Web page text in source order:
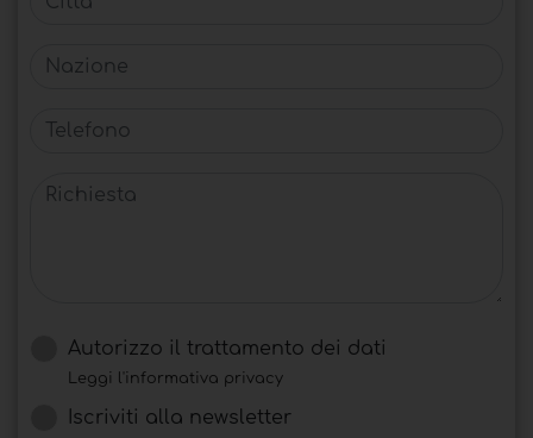
Nazione
Telefono
Richiesta
Autorizzo il trattamento dei dati
Leggi l'informativa privacy
Iscriviti alla newsletter